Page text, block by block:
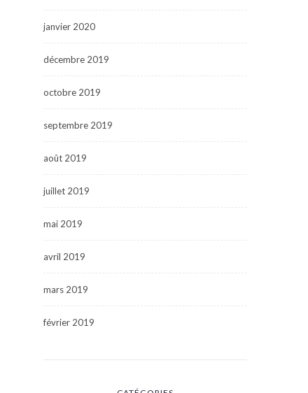
janvier 2020
décembre 2019
octobre 2019
septembre 2019
août 2019
juillet 2019
mai 2019
avril 2019
mars 2019
février 2019